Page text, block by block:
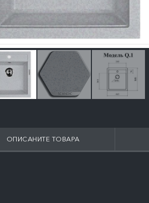
ОПИСАНИТЕ ТОВАРА